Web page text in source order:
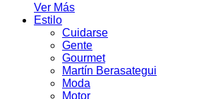
Ver Más
Estilo
Cuidarse
Gente
Gourmet
Martín Berasategui
Moda
Motor